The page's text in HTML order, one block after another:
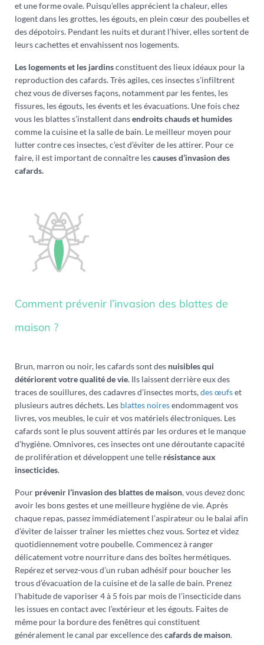
et une forme ovale. Puisqu’elles apprécient la chaleur, elles
logent dans les grottes, les égouts, en plein cœur des poubelles et
des dépotoirs. Pendant les nuits et durant l’hiver, elles sortent de
leurs cachettes et envahissent nos logements.
Les logements et les jardinsconstituent des lieux idéaux pour la
reproduction des cafards. Très agiles, ces insectes s’infiltrent
chez vous de diverses façons, notamment par les fentes, les
fissures, les égouts, les évents et les évacuations. Une fois chez
vous les blattes s’installent dansendroits chauds et humides
comme la cuisine et la salle de bain. Le meilleur moyen pour
lutter contre ces insectes, c’est d’éviter de les attirer. Pour ce
faire, il est important de connaître lescauses d’invasion des
cafards.
Comment prévenir l’invasion des blattes de
maison ?
Brun, marron ou noir, les cafards sont des nuisibles qui
détériorent votre qualité de vie. Ils laissent derrière eux des
traces de souillures, des cadavres d’insectes morts,des œufset
plusieurs autres déchets. Les blattes noiresendommagent vos
livres, vos meubles, le cuir et vos matériels électroniques. Les
cafards sont le plus souvent attirés par les ordures et le manque
d’hygiène. Omnivores, ces insectes ont une déroutante capacité
de prolifération et développent une telle résistance aux
insecticides.
Pour prévenir l’invasion des blattes de maison, vous devez donc
avoir les bons gestes et une meilleure hygiène de vie. Après
chaque repas, passez immédiatement l’aspirateur ou le balai afin
d’éviter de laisser traîner les miettes chez vous. Sortez et videz
quotidiennement votre poubelle. Commencez à ranger
délicatement votre nourriture dans des boîtes hermétiques.
Repérez et servez-vous d’un ruban adhésif pour boucher les
trous d’évacuation de la cuisine et de la salle de bain. Prenez
l’habitude de vaporiser 4 à 5 fois par mois de l’insecticide dans
les issues en contact avec l’extérieur et les égouts. Faites de
même pour la bordure des fenêtres qui constituent
généralement le canal par excellence descafards de maison.